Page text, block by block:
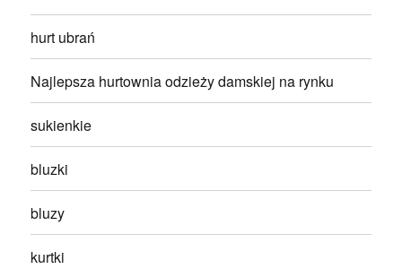
hurt ubrań
Najlepsza hurtownia odzieży damskiej na rynku
sukienkie
bluzki
bluzy
kurtki